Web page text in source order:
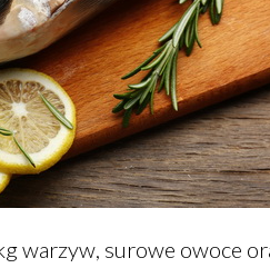
warzyw, surowe owoce